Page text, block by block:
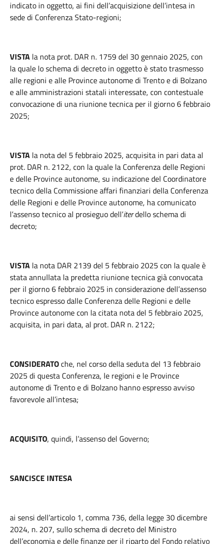
indicato in oggetto, ai fini dell’acquisizione dell’intesa in
sede di Conferenza Stato-regioni;
VISTA la nota prot. DAR n. 1759 del 30 gennaio 2025, con
la quale lo schema di decreto in oggetto è stato trasmesso
alle regioni e alle Province autonome di Trento e di Bolzano
e alle amministrazioni statali interessate, con contestuale
convocazione di una riunione tecnica per il giorno 6 febbraio
2025;
VISTA la nota del 5 febbraio 2025, acquisita in pari data al
prot. DAR n. 2122, con la quale la Conferenza delle Regioni
e delle Province autonome, su indicazione del Coordinatore
tecnico della Commissione affari finanziari della Conferenza
delle Regioni e delle Province autonome, ha comunicato
l’assenso tecnico al prosieguo dell’iterdello schema di
decreto;
VISTA la nota DAR 2139 del 5 febbraio 2025 con la quale è
stata annullata la predetta riunione tecnica già convocata
per il giorno 6 febbraio 2025 in considerazione dell’assenso
tecnico espresso dalle Conferenza delle Regioni e delle
Province autonome con la citata nota del 5 febbraio 2025,
acquisita, in pari data, al prot. DAR n. 2122;
CONSIDERATOche, nel corso della seduta del 13 febbraio
2025 di questa Conferenza, le regioni e le Province
autonome di Trento e di Bolzano hanno espresso avviso
favorevole all’intesa;
ACQUISITO, quindi, l’assenso del Governo;
SANCISCE INTESA
ai sensi dell’articolo 1, comma 736, della legge 30 dicembre
2024, n. 207, sullo schema di decreto del Ministro
dell’economia e delle finanze per il riparto del Fondo relativo